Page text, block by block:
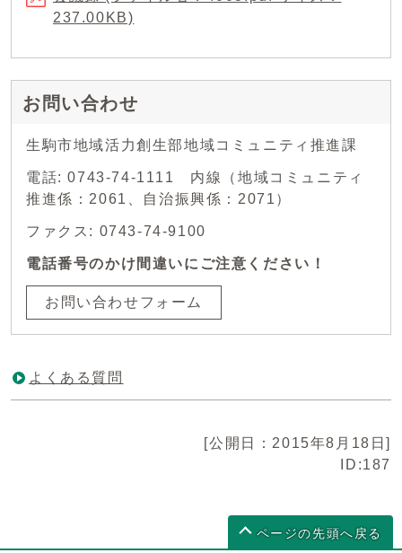
237.00KB)
お問い合わせ
生駒市地域活力創生部地域コミュニティ推進課
電話: 0743-74-1111 内線（地域コミュニティ
推進係：2061、自治振興係：2071）
ファクス: 0743-74-9100
電話番号のかけ間違いにご注意ください！
お問い合わせフォーム
よくある質問
[公開日：2015年8月18日]
ID:187
ページの先頭へ戻る